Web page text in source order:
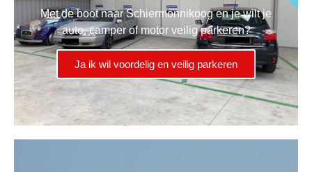
Met de boot naar Schiermonnikoog en je wilt je
auto, camper of motor veilig parkeren?
Ja ik wil voordelig en veilig parkeren